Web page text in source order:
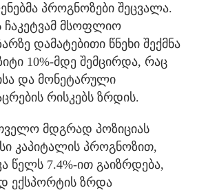
პროგნოზები შეცვალა.
ჩაკეტვამ მსოფლიო
დამატებითი წნეხი შექმნა
10%-მდე შემცირდა, რაც
და მონეტარული
რისკებს ზრდის.
მდგრად პოზიციას
კაპიტალის პროგნოზით,
წელს 7.4%-ით გაიზრდება,
ექსპორტის ზრდა